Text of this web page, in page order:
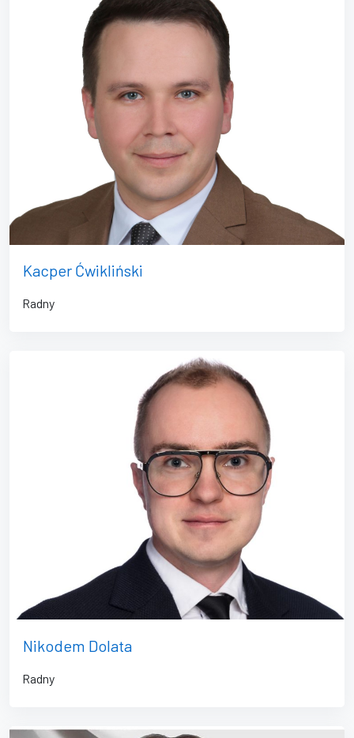
Kacper Ćwikliński
Radny
Nikodem Dolata
Radny